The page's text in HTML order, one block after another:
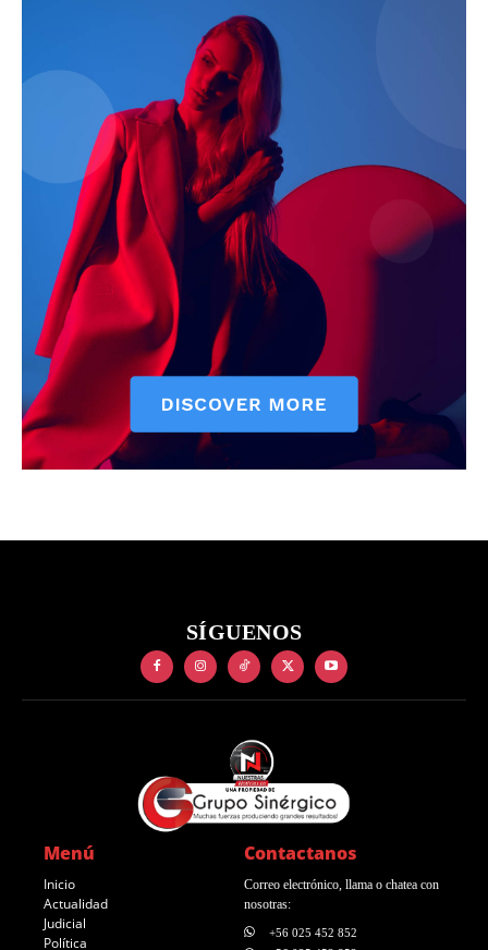
SÍGUENOS
Menú
Inicio
Actualidad
Judicial
Política
Contactanos
Correo electrónico, llama o chatea con
nosotras:
+56 025 452 852